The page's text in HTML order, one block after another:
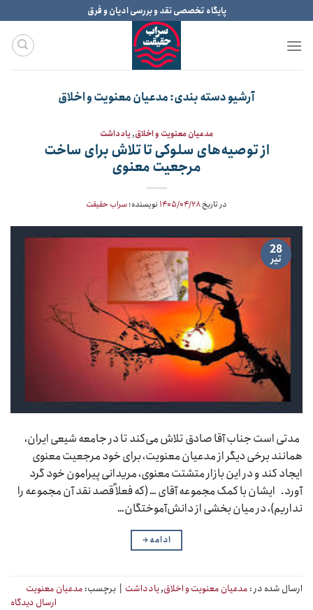
to
content
پایگاه تخصصی نقد و بررسی ادیان و فرق
آرشیو دسته بندی:مدعیان معنویت و اخلاق
مدعیان معنویت و اخلاق,یادداشت
از توصیه‌های سلوکی تا تلاش برای ساخت
مرجعیت معنوی
در تاریخ۱۴۰۵/۰۴/۲۸ نویسنده:سراب حقیقت
28
تیر
مدتی است جناب آقا صادق تلاش می‌کند تا در جامعه شیعی ایران،
همانند برخی دیگر از مدعیان معنویت، برای خود مرجعیت معنوی
ایجاد کند و در این بازار متشتت معنوی، مریدانی پیرامون خود گرد
آورد. ایشان با کمک مجموعه آقای … (که فعلاً قصد نقد آن مجموعه را
نداریم)، در میان بخشی از دانش‌آموختگان…
ادامه→
ارسال شده در : مدعیان معنویت و اخلاق,یادداشت | برچسب: مدعیان معنویت
ارسال دیدگاه